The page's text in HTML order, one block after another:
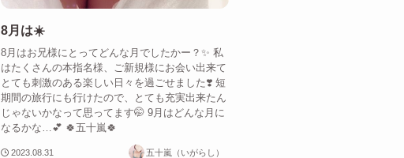
8月は☀️
8月はお兄様にとってどんな月でしたかー？✨ 私
はたくさんの本指名様、ご新規様にお会い出来て
とても刺激のある楽しい日々を過ごせました❣️ 短
期間の旅行にも行けたので、とても充実出来たん
じゃないかなって思ってます🤭 9月はどんな月に
なるかな…💕 🍀五十嵐🍀
2023.08.31 五十嵐（いがらし）